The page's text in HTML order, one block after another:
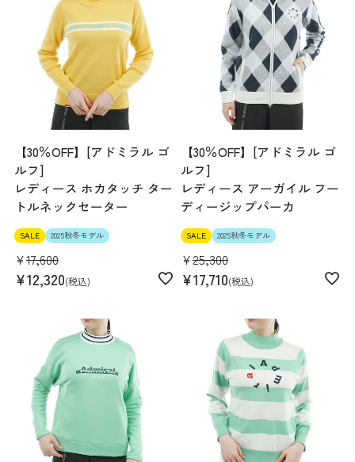
【30％OFF】[アドミラル ゴ
ルフ]
レディース ホカタッチ ター
トルネックセーター
SALE 2025秋冬モデル
¥17,600
¥12,320 税込
【30％OFF】[アドミラル ゴ
ルフ]
レディース アーガイル フー
ディージップパーカ
SALE 2025秋冬モデル
¥25,300
¥17,710 税込